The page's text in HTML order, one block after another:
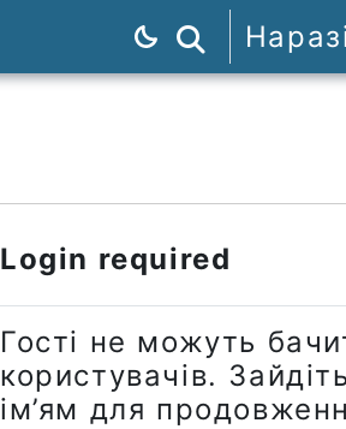
Пошук
Login required
Гості не можуть
користувачів.
ім’ям для